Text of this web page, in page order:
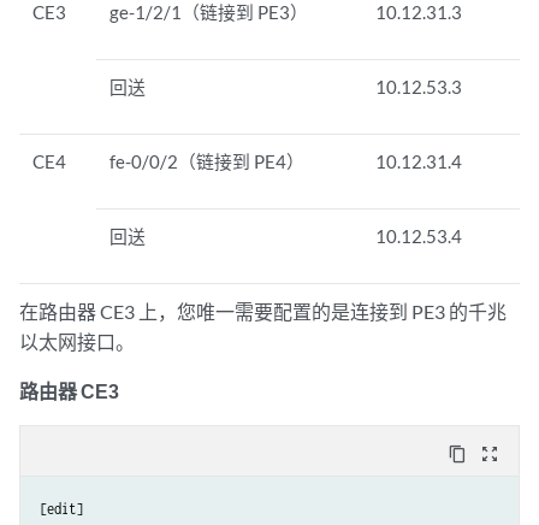
CE3 ge-1/2/1（链接到 PE3） 10.12.31.3
回送 10.12.53.3
CE4 fe-0/0/2（链接到 PE4） 10.12.31.4
回送 10.12.53.4
在路由器 CE3 上，您唯一需要配置的是连接到 PE3 的千兆
以太网接口。
路由器 CE3
content_copy zoom_out_map
[edit]